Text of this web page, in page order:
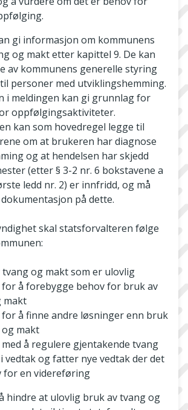
gi informasjon om kommunens
og makt etter kapittel 9. De kan
av kommunens generelle styring
personer med utviklingshemming.
i meldingen kan gi grunnlag for
oppfølgingsaktiviteter.
kan som hovedregel legge til
om at brukeren har diagnose
og at hendelsen har skjedd
(etter § 3-2 nr. 6 bokstavene a
ledd nr. 2) er innfridd, og må
på dette.
skal statsforvalteren følge
og makt som er ulovlig
å forebygge behov for bruk av
makt
å finne andre løsninger enn bruk
makt
å regulere gjentakende tvang
vedtak og fatter nye vedtak der det
for en videreføring
hindre at ulovlig bruk av tvang og